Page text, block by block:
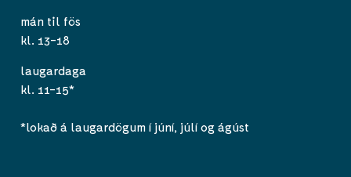
mán til fös
kl. 13-18
laugardaga
kl. 11-15*
*lokað á laugardögum í júní, júlí og ágúst